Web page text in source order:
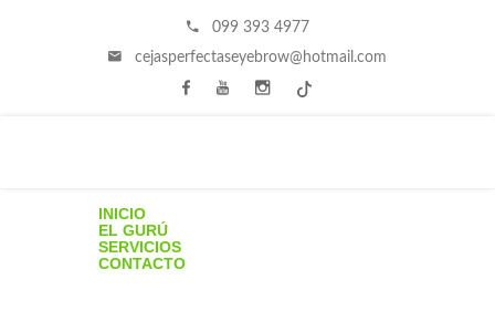
099 393 4977
cejasperfectaseyebrow@hotmail.com
INICIO
EL GURÚ
SERVICIOS
CONTACTO